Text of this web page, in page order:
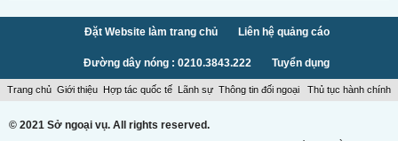
Đặt Website làm trang chủ Liên hệ quảng cáo
Đường dây nóng : 0210.3843.222 Tuyển dụng
Trang chủ Giới thiệu Hợp tác quốc tế Lãnh sự Thông tin đối ngoại Thủ tục hành chính
© 2021 Sở ngoại vụ. All rights reserved.